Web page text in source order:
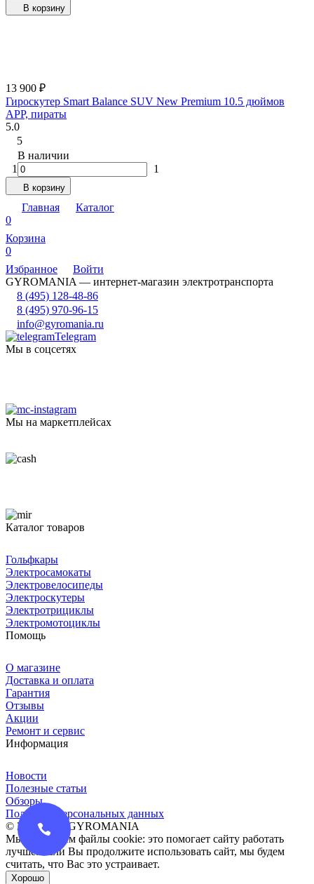
В корзину
13 900 ₽
Гироскутер Smart Balance SUV New Premium 10.5 дюймов
APP, пираты
5.0
5
В наличии
1
1
В корзину
Главная
Каталог
0
Корзина
0
Избранное
Войти
GYROMANIA — интернет-магазин электротранспорта
8 (495) 128-48-86
8 (495) 970-96-15
info@gyromania.ru
Telegram
Мы в соцсетях
Мы на маркетплейсах
Каталог товаров
Гольфкары
Электросамокаты
Электровелосипеды
Электроскутеры
Электротрициклы
Электромотоциклы
Помощь
О магазине
Доставка и оплата
Гарантия
Отзывы
Акции
Ремонт и сервис
Информация
Новости
Полезные статьи
Обзоры
Политика персональных данных
© 2016-2026 GYROMANIA
Мы сохраняем файлы cookie: это помогает сайту работать
лучше. Если Вы продолжите использовать сайт, мы будем
считать, что Вас это устраивает.
Хорошо